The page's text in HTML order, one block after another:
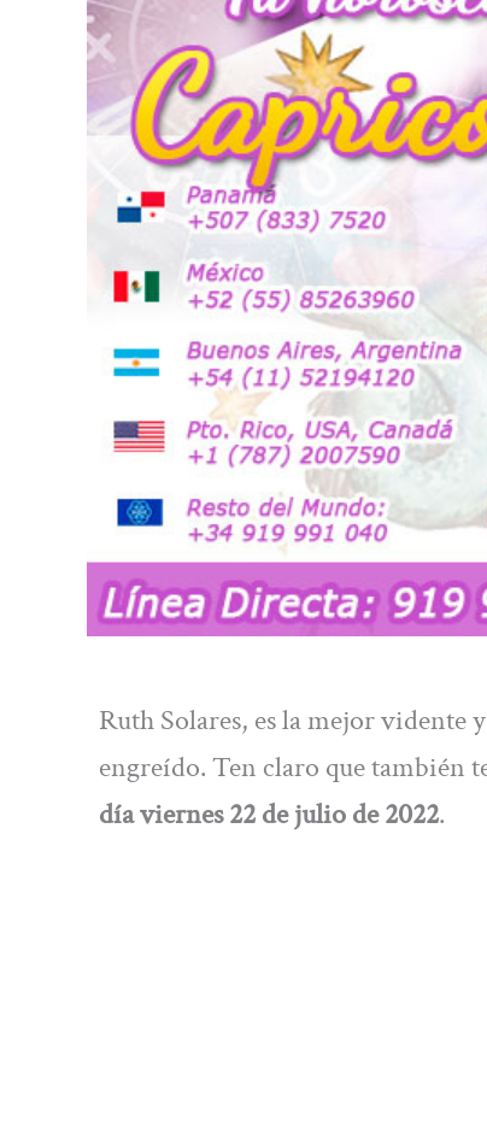
Ruth Solares, es la mejor vidente
engreído. Ten claro que también
día viernes 22 de julio de 2022.